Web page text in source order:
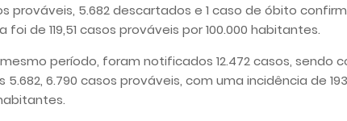
prováveis, 5.682 descartados e 1 caso de óbito
de 119,51 casos prováveis por 100.000 habitantes.
mesmo período, foram notificados 12.472 casos, sendo
6.790 casos prováveis, com uma incidência de